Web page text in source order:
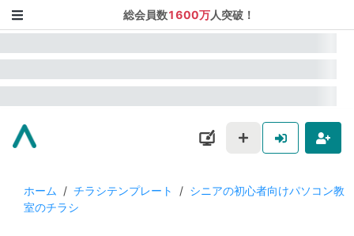
総会員数1600万人突破！
ホーム / チラシテンプレート / シニアの初心者向けパソコン教
室のチラシ